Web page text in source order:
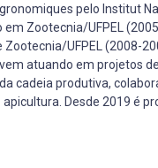
pelo Institut
Zootecnia/UFPEL
UFPEL (2008-
atuando em projetos
cadeia produtiva,
Desde 2019 é